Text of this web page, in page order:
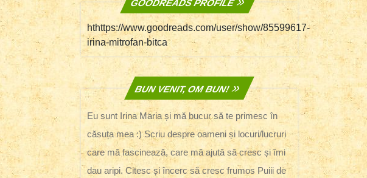
GOODREADS PROFILE
hthttps://www.goodreads.com/user/show/85599617-
irina-mitrofan-bitca
BUN VENIT, OM BUN!
Eu sunt Irina Maria și mă bucur să te primesc în
căsuța mea :) Scriu despre oameni și locuri/lucruri
care mă fascinează, care mă ajută să cresc și îmi
dau aripi. Citesc și încerc să cresc frumos Puiii de